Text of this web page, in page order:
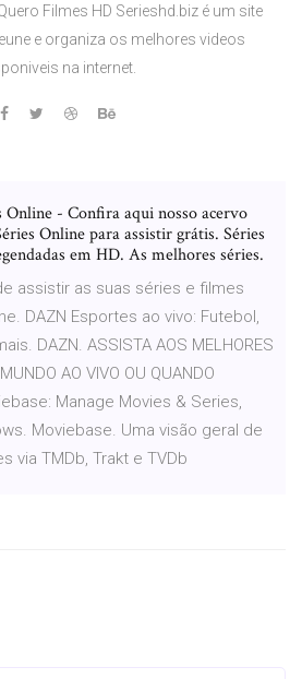
Filmes HD Serieshd.biz é um site
e organiza os melhores videos
na internet.
Online - Confira aqui nosso acervo
Online para assistir grátis. Séries
em HD. As melhores séries.
assistir as suas séries e filmes
DAZN Esportes ao vivo: Futebol,
DAZN. ASSISTA AOS MELHORES
AO VIVO OU QUANDO
Manage Movies & Series,
Moviebase. Uma visão geral de
via TMDb, Trakt e TVDb